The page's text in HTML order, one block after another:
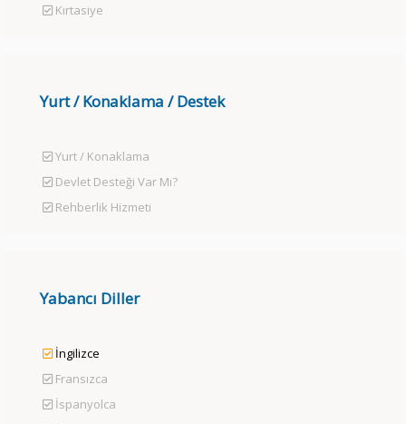
Kırtasiye
Yurt / Konaklama / Destek
Yurt / Konaklama
Devlet Desteği Var Mı?
Rehberlik Hizmeti
Yabancı Diller
İngilizce
Fransızca
İspanyolca